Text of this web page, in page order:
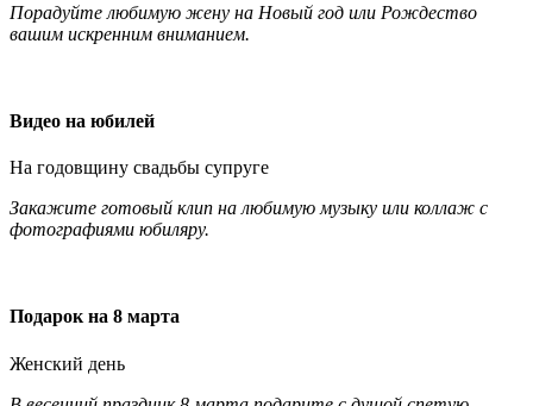
Порадуйте любимую жену на Новый год или Рождество
вашим искренним вниманием.
Видео на юбилей
На годовщину свадьбы супруге
Закажите готовый клип на любимую музыку или коллаж с
фотографиями юбиляру.
Подарок на 8 марта
Женский день